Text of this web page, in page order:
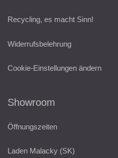
Recycling, es macht Sinn!
Widerrufsbelehrung
Cookie-Einstellungen ändern
Showroom
Öffnungszeiten
Laden Malacky (SK)